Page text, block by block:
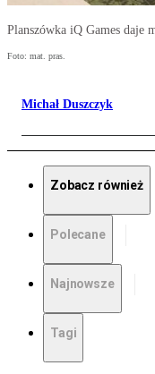
Planszówka iQ Games daje
Foto: mat. pras.
Michał Duszczyk
Zobacz również
Polecane
Najnowsze
Tagi